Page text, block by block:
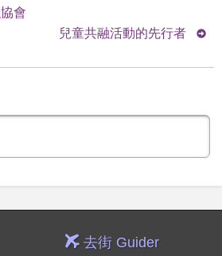
會
兒童共融活動的先行者
去街 Guider